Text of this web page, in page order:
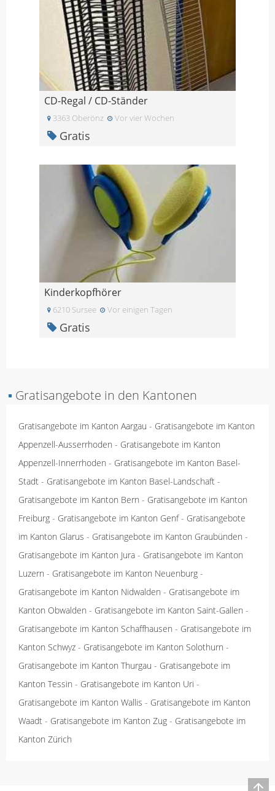
CD-Regal / CD-Ständer
3363 Oberönz Vor vier Wochen
Gratis
Kinderkopfhörer
6210 Sursee Vor einigen Tagen
Gratis
▪ Gratisangebote in den Kantonen
Gratisangebote im Kanton Aargau - Gratisangebote im Kanton
Appenzell-Ausserrhoden - Gratisangebote im Kanton
Appenzell-Innerrhoden - Gratisangebote im Kanton Basel-
Stadt - Gratisangebote im Kanton Basel-Landschaft -
Gratisangebote im Kanton Bern - Gratisangebote im Kanton
Freiburg - Gratisangebote im Kanton Genf- Gratisangebote
im Kanton Glarus - Gratisangebote im Kanton Graubünden -
Gratisangebote im Kanton Jura - Gratisangebote im Kanton
Luzern - Gratisangebote im Kanton Neuenburg -
Gratisangebote im Kanton Nidwalden - Gratisangebote im
Kanton Obwalden - Gratisangebote im Kanton Saint-Gallen -
Gratisangebote im Kanton Schaffhausen - Gratisangebote im
Kanton Schwyz - Gratisangebote im Kanton Solothurn -
Gratisangebote im Kanton Thurgau - Gratisangebote im
Kanton Tessin - Gratisangebote im Kanton Uri -
Gratisangebote im Kanton Wallis - Gratisangebote im Kanton
Waadt - Gratisangebote im Kanton Zug - Gratisangebote im
Kanton Zürich